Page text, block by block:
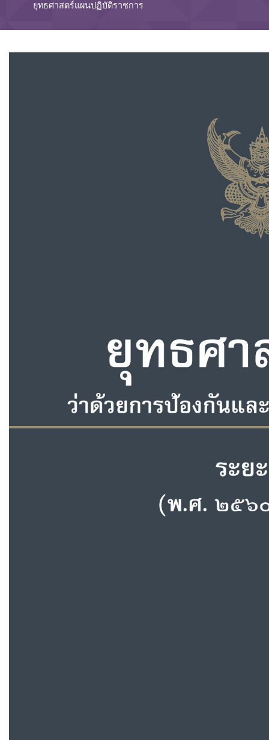
ยุทธศาสตร์แผนปฏิบัติราชการ